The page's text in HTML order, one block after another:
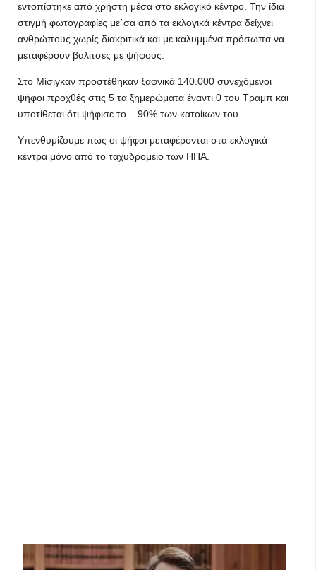
εντοπίστηκε από χρήστη μέσα στο εκλογικό κέντρο. Την ίδια
στιγμή φωτογραφίες με΄σα από τα εκλογικά κέντρα δείχνει
ανθρώπους χωρίς διακριτικά και με καλυμμένα πρόσωπα να
μεταφέρουν βαλίτσες με ψήφους.
Στο Μίσιγκαν προστέθηκαν ξαφνικά 140.000 συνεχόμενοι
ψήφοι προχθές στις 5 τα ξημερώματα έναντι 0 του Τραμπ και
υποτίθεται ότι ψήφισε το... 90% των κατοίκων του.
Υπενθυμίζουμε πως οι ψήφοι μεταφέρονται στα εκλογικά
κέντρα μόνο από το ταχυδρομείο των ΗΠΑ.